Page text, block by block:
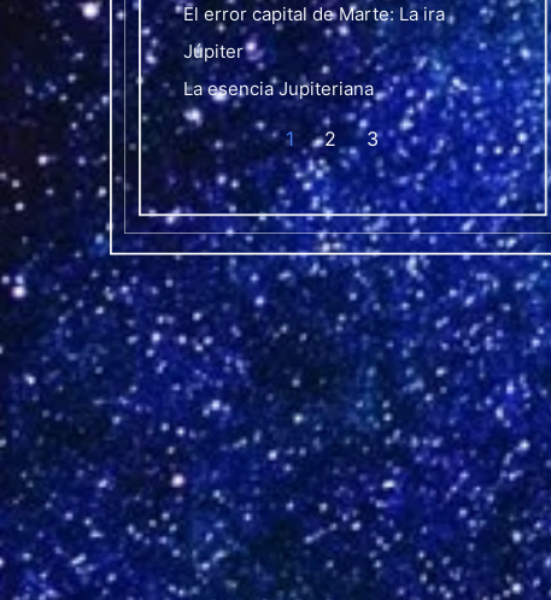
El error capital de Marte: La ira
Júpiter
La esencia Jupiteriana
1 2 3